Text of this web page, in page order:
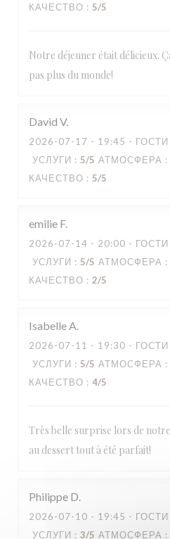
КАЧЕСТВО : 5/5
Notre déjeuner était délicieux.
pas plus du monde!
David V
2026-07-17 - 19:45 - ГОСТИ
УСЛУГИ : 5/5 АТМОСФЕРА :
КАЧЕСТВО : 5/5
emilie F
2026-07-14 - 20:00 - ГОСТИ
УСЛУГИ : 5/5 АТМОСФЕРА :
КАЧЕСТВО : 2/5
IsabelleA
2026-07-11 - 19:30 - ГОСТИ
УСЛУГИ : 5/5 АТМОСФЕРА :
КАЧЕСТВО : 4/5
Très belle surprise lors de
au dessert tout à été parfait!
Philippe D
2026-07-10 - 19:45 - ГОСТИ
УСЛУГИ : 3/5 АТМОСФЕРА :